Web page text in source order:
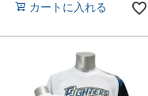
カートに入れる